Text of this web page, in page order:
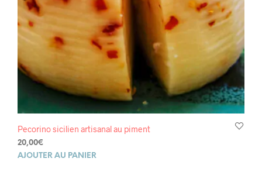
Pecorino sicilien artisanal au piment
20,00€
AJOUTER AU PANIER